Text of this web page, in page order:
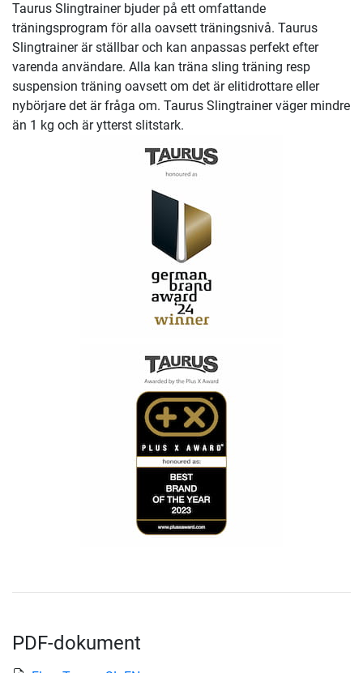
Taurus Slingtrainer bjuder på ett omfattande
träningsprogram för alla oavsett träningsnivå. Taurus
Slingtrainer är ställbar och kan anpassas perfekt efter
varenda användare. Alla kan träna sling träning resp
suspension träning oavsett om det är elitidrottare eller
nybörjare det är fråga om. Taurus Slingtrainer väger mindre
än 1 kg och är ytterst slitstark.
PDF-dokument